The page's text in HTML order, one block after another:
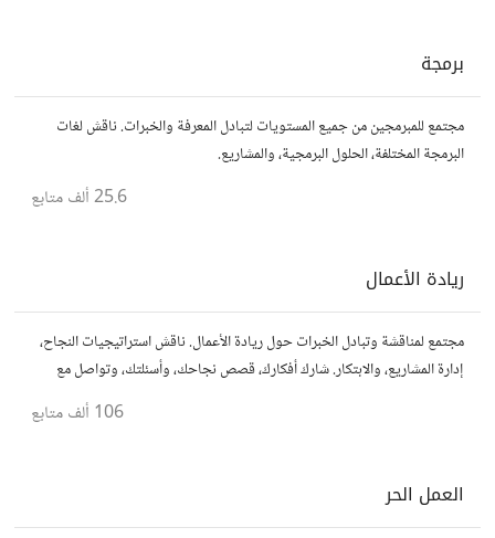
برمجة
مجتمع للمبرمجين من جميع المستويات لتبادل المعرفة والخبرات. ناقش لغات
البرمجة المختلفة، الحلول البرمجية، والمشاريع.
25.6 ألف متابع
ريادة الأعمال
مجتمع لمناقشة وتبادل الخبرات حول ريادة الأعمال. ناقش استراتيجيات النجاح،
إدارة المشاريع، والابتكار. شارك أفكارك، قصص نجاحك، وأسئلتك، وتواصل مع
106 ألف متابع
العمل الحر